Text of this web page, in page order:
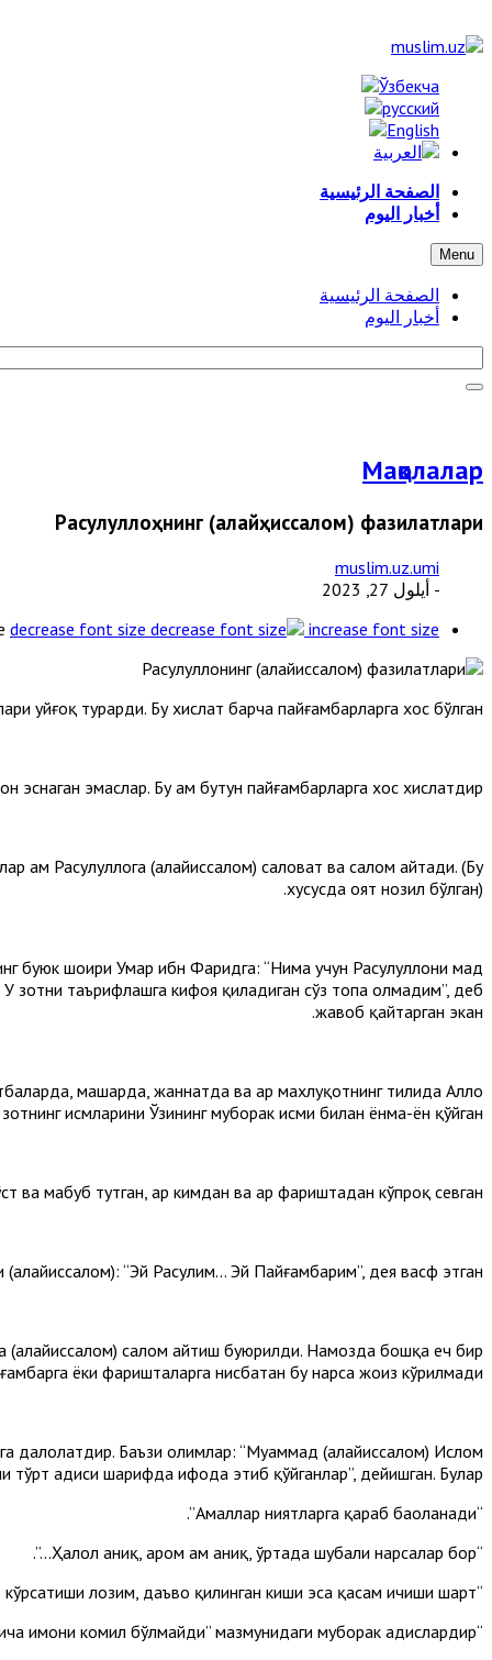
الصفحة الرئيسية
أخبار اليوم
Menu
الصفحة الرئيسية
أخبار اليوم
Мақолалар
Расулуллоҳнинг (алайҳиссалом) фазилатлари
muslim.uz.umi
- أيلول 27, 2023
decrease font size increase font size
уйғоқ турарди. Бу хислат барча пайғамбарларга хос бўлган.
эснаган эмаслар. Бу ҳам бутун пайғамбарларга хос хислатдир.
Расулуллоҳга (алайҳиссалом) саловат ва салом айтади. (Бу
хусусда оят нозил бўлган).
буюк шоири Умар ибн Фаридга: “Нима учун Расулуллоҳни мадҳ
зотни таърифлашга кифоя қиладиган сўз топа олмадим”, деб
жавоб қайтарган экан.
маҳшарда, жаннатда ва ҳар махлуқотнинг тилида Аллоҳ
исмларини Ўзининг муборак исми билан ёнма-ён қўйган.
маҳбуб тутган, ҳар кимдан ва ҳар фариштадан кўпроқ севган.
“Эй Расулим... Эй Пайғамбарим”, дея васф этган.
(алайҳиссалом) салом айтиш буюрилди. Намозда бошқа ҳеч бир
ёки фаришталарга нисбатан бу нарса жоиз кўрилмади.
далолатдир. Баъзи олимлар: “Муҳаммад (алайҳиссалом) Ислом
тўрт ҳадиси шарифда ифода этиб қўйганлар”, дейишган. Булар:
“Амаллар ниятларга қараб баҳоланади”.
“Ҳалол аниқ, ҳаром ҳам аниқ, ўртада шубҳали нарсалар бор...”.
“Даъвогар гувоҳ кўрсатиши лозим, даъво қилинган киши эса қасам ичиши шарт”.
“Бир киши ўзига раво кўрган нарсасини диндош биродарига ҳам раво кўрмагунича имони комил бўлмайди” мазмунидаги муборак ҳадислардир.